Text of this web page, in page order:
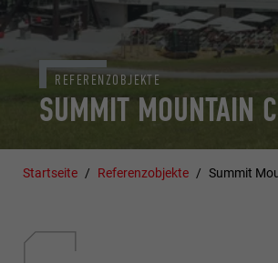
SUMMIT MOUNTAIN
REFERENZOBJEKTE
Startseite Referenzobjekte Summit